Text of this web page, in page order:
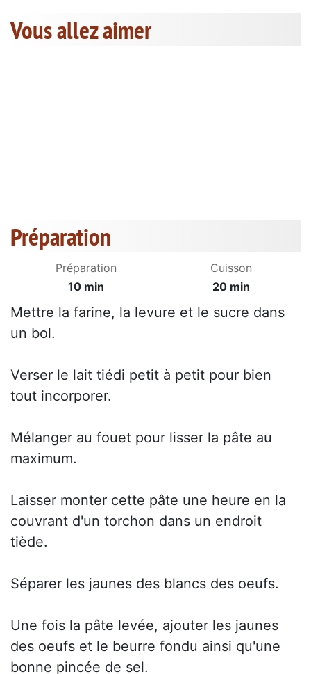
Vous allez aimer
Préparation
Préparation
10 min
Cuisson
20 min
Mettre la farine, la levure et le sucre dans
un bol.
Verser le lait tiédi petit à petit pour bien
tout incorporer.
Mélanger au fouet pour lisser la pâte au
maximum.
Laisser monter cette pâte une heure en la
couvrant d'un torchon dans un endroit
tiède.
Séparer les jaunes des blancs des oeufs.
Une fois la pâte levée, ajouter les jaunes
des oeufs et le beurre fondu ainsi qu'une
bonne pincée de sel.